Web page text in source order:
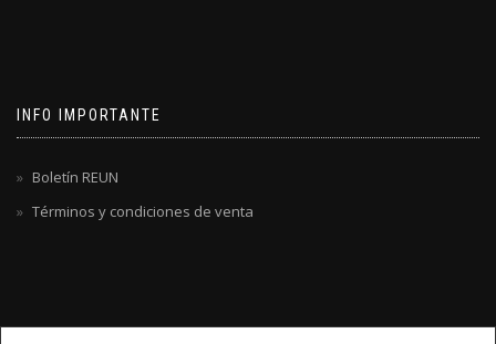
INFO IMPORTANTE
Boletín REUN
Términos y condiciones de venta